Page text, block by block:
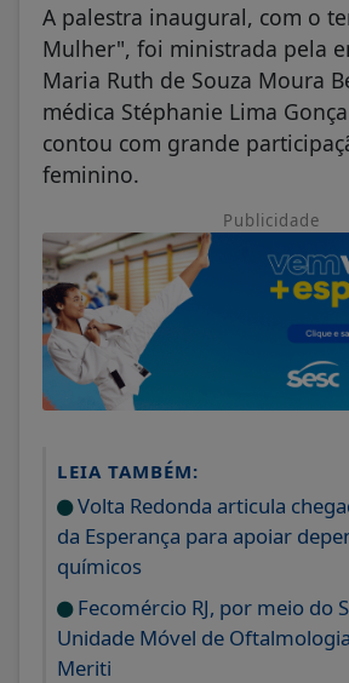
A palestra inaugural, com o
Mulher", foi ministrada pela
Maria Ruth de Souza Moura
médica Stéphanie Lima
contou com grande
feminino.
Publicidade
LEIA TAMBÉM:
Volta Redonda articula
da Esperança para apoiar
químicos
Fecomércio RJ, por meio do
Unidade Móvel de
Meriti